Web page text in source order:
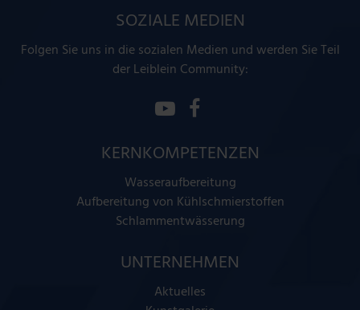
SOZIALE MEDIEN
Folgen Sie uns in die sozialen Medien und werden Sie Teil
der Leiblein Community:
KERNKOMPETENZEN
Wasseraufbereitung
Aufbereitung von Kühlschmierstoffen
Schlammentwässerung
UNTERNEHMEN
Aktuelles